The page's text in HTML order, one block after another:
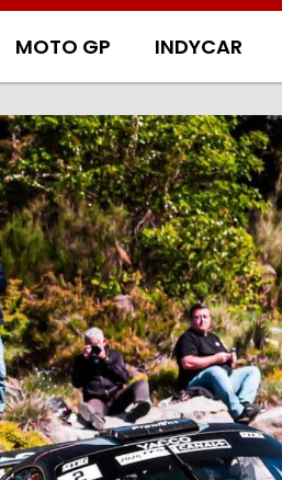
MOTO GP INDYCAR